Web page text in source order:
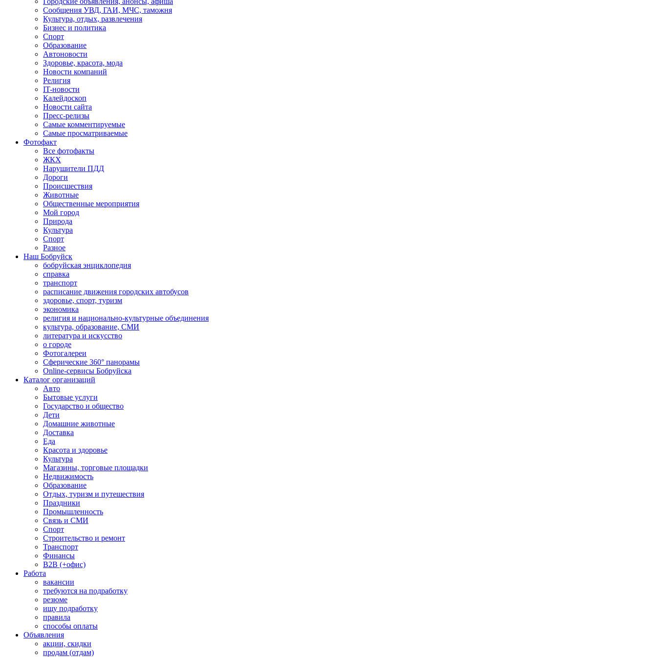
Сообщения УВД, ГАИ, МЧС, таможня
Культура, отдых, развлечения
Бизнес и политика
Спорт
Образование
Автоновости
Здоровье, красота, мода
Новости компаний
Религия
IT-новости
Калейдоскоп
Новости сайта
Пресс-релизы
Самые комментируемые
Самые просматриваемые
Фотофакт
Все фотофакты
ЖКХ
Нарушители ПДД
Дороги
Происшествия
Животные
Общественные мероприятия
Мой город
Природа
Культура
Спорт
Разное
Наш Бобруйск
бобруйская энциклопедия
справка
транспорт
расписание движения городских автобусов
здоровье, спорт, туризм
экономика
религия и национально-культурные объединения
культура, образование, СМИ
литература и искусство
о городе
Фотогалереи
Сферические 360° панорамы
Online-сервисы Бобруйска
Каталог организаций
Авто
Бытовые услуги
Государство и общество
Дети
Домашние животные
Доставка
Еда
Красота и здоровье
Культура
Магазины, торговые площадки
Недвижимость
Образование
Отдых, туризм и путешествия
Праздники
Промышленность
Связь и СМИ
Спорт
Строительство и ремонт
Транспорт
Финансы
B2B (+офис)
Работа
вакансии
требуются на подработку
резюме
ищу подработку
правила
способы оплаты
Объявления
акции, скидки
продам (отдам)